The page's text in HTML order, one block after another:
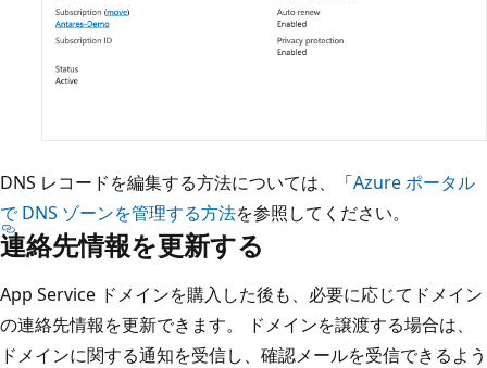
DNS レコードを編集する方法については、「Azure ポータル
で DNS ゾーンを管理する方法を参照してください。
連絡先情報を更新する
App Service ドメインを購入した後も、必要に応じてドメイン
の連絡先情報を更新できます。 ドメインを譲渡する場合は、
ドメインに関する通知を受信し、確認メールを受信できるよう